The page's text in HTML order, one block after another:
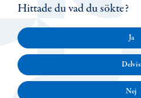
Hittade du vad du sökte?
Ja
Delvis
Nej